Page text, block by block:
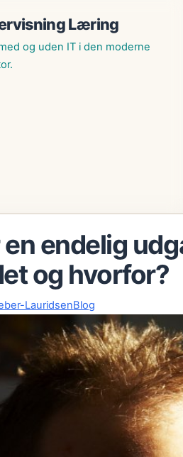
Læring
og uden IT i den moderne
endelig
og hvorfor?
LauridsenBlog